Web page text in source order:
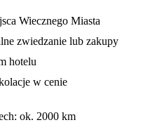
Wiecznego Miasta
zwiedzanie lub zakupy
hotelu
w cenie
ok. 2000 km